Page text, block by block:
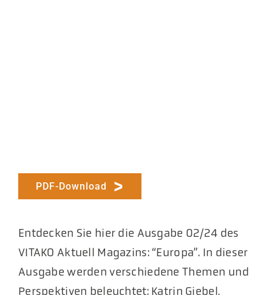
PDF-Download
Entdecken Sie hier die Ausgabe 02/24 des
VITAKO Aktuell Magazins: “Europa”. In dieser
Ausgabe werden verschiedene Themen und
Perspektiven beleuchtet: Katrin Giebel,